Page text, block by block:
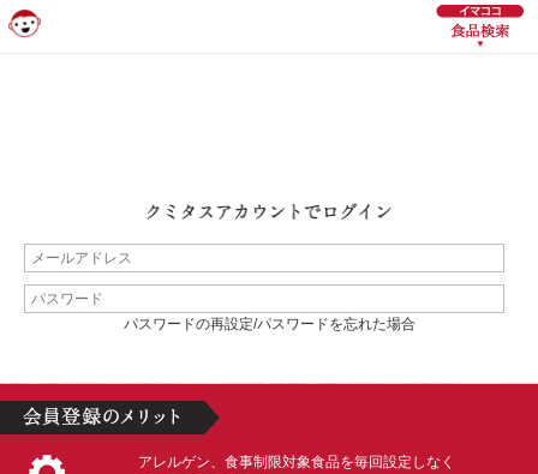
パスワードの再設定/パスワードを忘れた場合
アレルゲン、食事制限対象食品を毎回設定しなく